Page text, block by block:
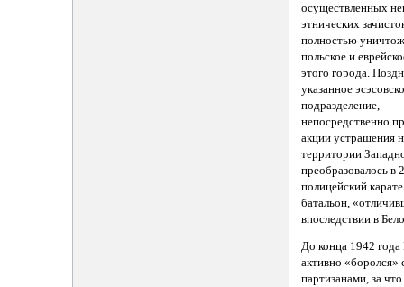
осуществленных
этнических
полностью
польское и
этого города.
указанное
подразделение,
непосредственно
акции устрашения
территории
преобразовалось в
полицейский
батальон,
впоследствии в
До конца 1942
активно «боролся»
партизанами, за